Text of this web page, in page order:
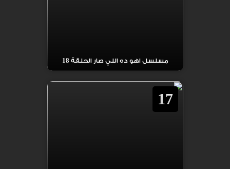
مسلسل اهو ده اللي صار الحلقة 18
17